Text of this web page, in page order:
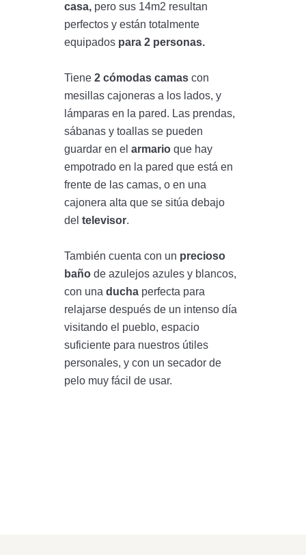
casa, pero sus 14m2 resultan
perfectos y están totalmente
equipados para 2 personas.
Tiene 2 cómodas camas con
mesillas cajoneras a los lados, y
lámparas en la pared. Las prendas,
sábanas y toallas se pueden
guardar en el armario que hay
empotrado en la pared que está en
frente de las camas, o en una
cajonera alta que se sitúa debajo
del televisor.
También cuenta con un precioso
baño de azulejos azules y blancos,
con una ducha perfecta para
relajarse después de un intenso día
visitando el pueblo, espacio
suficiente para nuestros útiles
personales, y con un secador de
pelo muy fácil de usar.